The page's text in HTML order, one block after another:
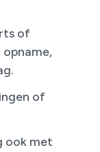
of
of
ook met